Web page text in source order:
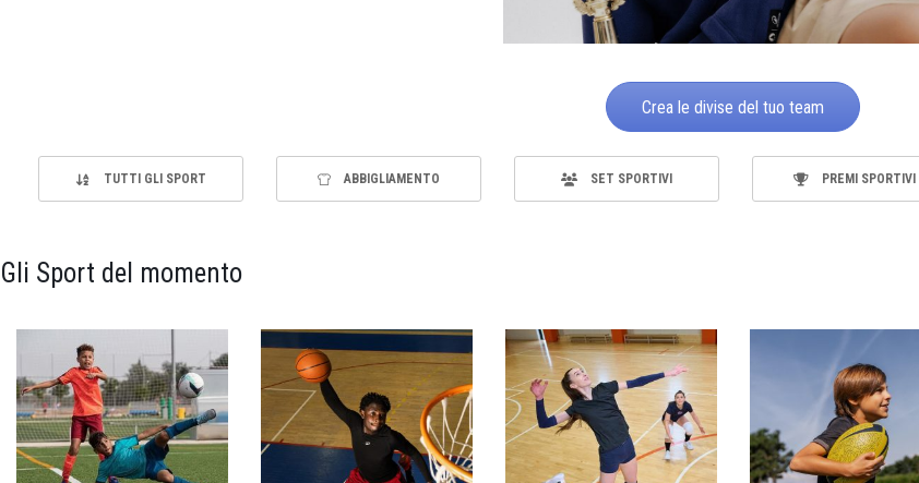
Crea le divise del tuo team
TUTTI GLI SPORT ABBIGLIAMENTO SET SPORTIVI PREMI SPORTIVI
Gli Sport del momento